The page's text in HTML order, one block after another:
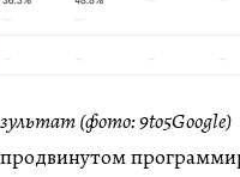
(фото: 9to5Google)